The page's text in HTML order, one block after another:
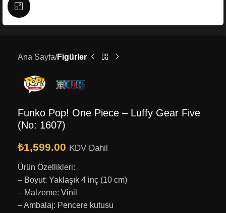
Büyütmek için tıklayın
Ana Sayfa Figürler
Funko Pop! One Piece – Luffy Gear Five
(No: 1607)
₺1,599.00 KDV Dahil
Ürün Özellikleri:
– Boyut: Yaklaşık 4 inç (10 cm)
– Malzeme: Vinil
– Ambalaj: Pencere kutusu